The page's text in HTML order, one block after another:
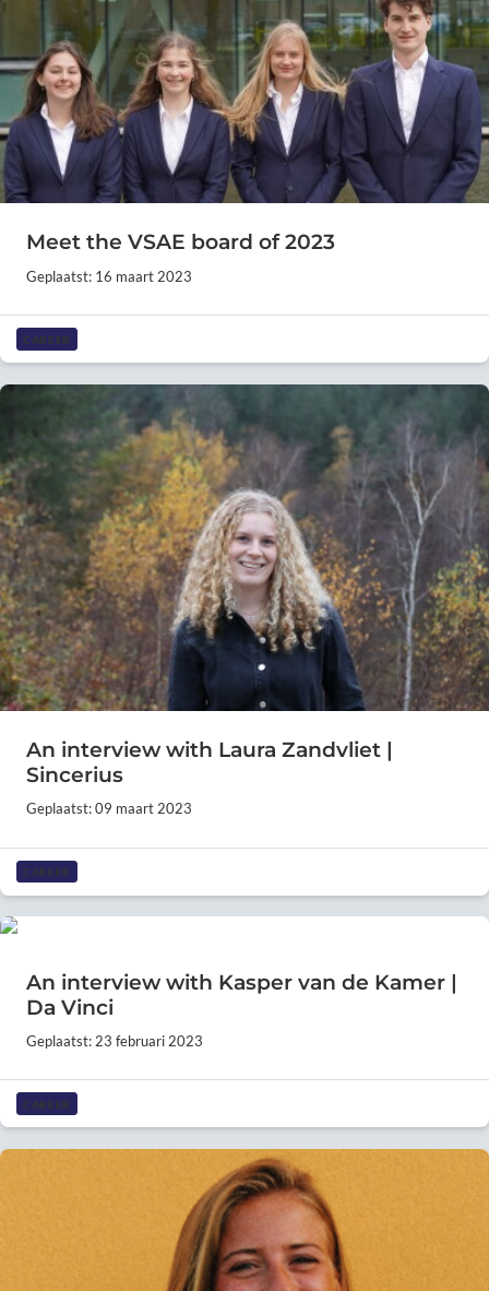
Meet the VSAE board of 2023
Geplaatst: 16 maart 2023
CAREER
An interview with Laura Zandvliet |
Sincerius
Geplaatst: 09 maart 2023
CAREER
An interview with Kasper van de Kamer |
Da Vinci
Geplaatst: 23 februari 2023
CAREER